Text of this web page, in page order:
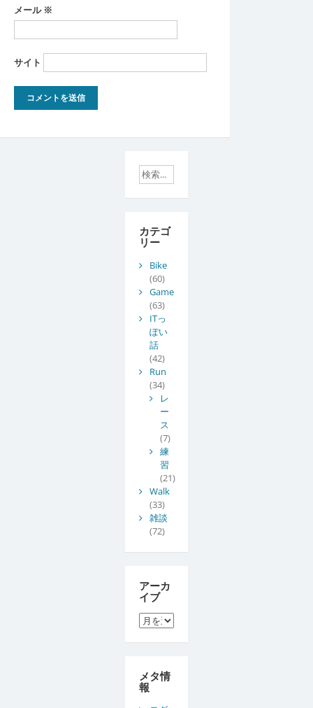
メール ※
サイト
カテゴ
リー
Bike
(60)
Game
(63)
ITっ
ぽい
話
(42)
Run
(34)
レ
ー
ス
(7)
練
習
(21)
Walk
(33)
雑談
(72)
アーカ
イブ
ア
ー
カ
ブ
メタ情
報